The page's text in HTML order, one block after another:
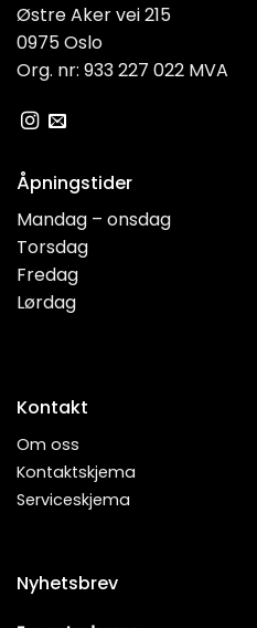
Østre Aker vei 215
0975 Oslo
Org. nr: 933 227 022 MVA
Åpningstider
Mandag – onsdag
Torsdag
Fredag
Lørdag
Kontakt
Om oss
Kontaktskjema
Serviceskjema
Nyhetsbrev